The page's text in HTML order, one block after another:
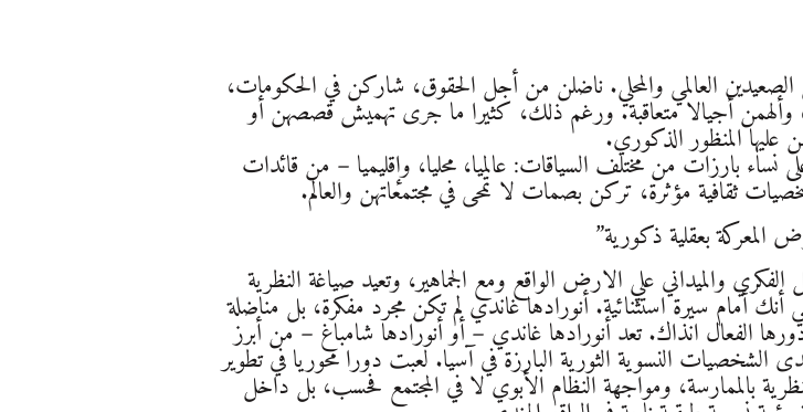
الصعيدين العالمي والمحلي. ناضلن من أجل الحقوق، شاركن في الحكومات،
وألهمن أجيالا متعاقبة. ورغم ذلك، كثيرا ما جرى تهميش قصصهن أو
عليها المنظور الذكوري.
نساء بارزات من مختلف السياقات: عالميا، محليا، وإقليميا – من قائدات
ثقافية مؤثرة، تركن بصمات لا تمحى في مجتمعاتهن والعالم.
المعركة بعقلية ذكورية”
والميداني علي الارض الواقع ومع الجماهير، وتعيد صياغة النظرية
أنك أمام سيرة استثنائية. أنورادها غاندي لم تكن مجرد مفكرة، بل مناضلة
الفعال انذاك. تعد أنورادها غاندي – أو أنورادها شامباغ – من أبرز
الشخصيات النسوية الثورية البارزة في آسيا. لعبت دورا محوريا في تطوير
بالممارسة، ومواجهة النظام الأبوي لا في المجتمع فحسب، بل داخل